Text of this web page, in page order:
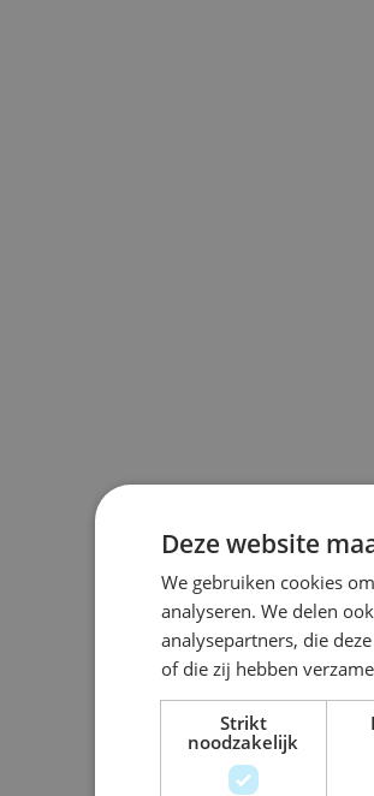
Deze website
We gebruiken cookies
analyseren. We delen
analysepartners, die
of die zij hebben
Strikt
noodzakelijk